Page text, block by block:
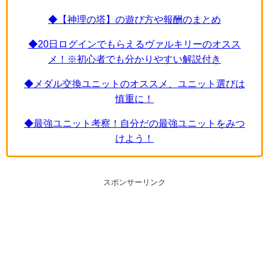
◆【神理の塔】の遊び方や報酬のまとめ
◆20日ログインでもらえるヴァルキリーのオスス
メ！※初心者でも分かりやすい解説付き
◆メダル交換ユニットのオススメ、ユニット選びは
慎重に！
◆最強ユニット考察！自分だの最強ユニットをみつ
けよう！
スポンサーリンク